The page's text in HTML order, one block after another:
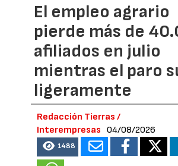
El empleo agrario
pierde más de
afiliados en julio
mientras el paro
ligeramente
Redacción Tierras /
Interempresas
04/08/2026
1488